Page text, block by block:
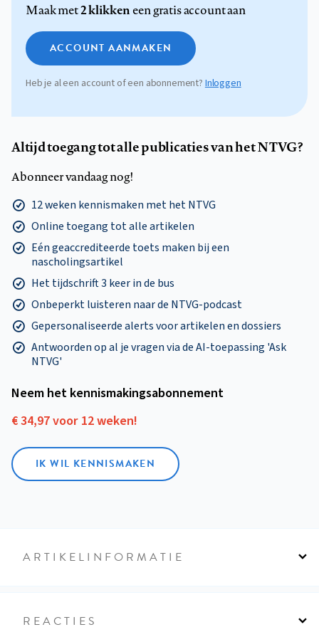
Maak met2 klikkeneen gratis account aan
ACCOUNT AANMAKEN
Heb je al een account of een abonnement? Inloggen
Altijd toegang tot alle publicaties van het NTVG?
Abonneer vandaag nog!
12 weken kennismaken met het NTVG
Online toegang tot alle artikelen
Eén geaccrediteerde toets maken bij een
nascholingsartikel
Het tijdschrift 3 keer in de bus
Onbeperkt luisteren naar de NTVG-podcast
Gepersonaliseerde alerts voor artikelen en dossiers
Antwoorden op al je vragen via de AI-toepassing 'Ask
NTVG'
Neem het kennismakings­abonnement
€ 34,97 voor 12 weken!
IK WIL KENNISMAKEN
ARTIKELINFORMATIE
REACTIES